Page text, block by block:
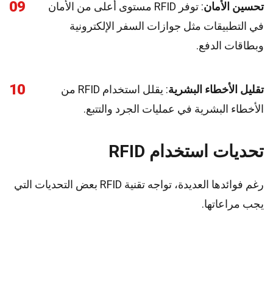
09 تحسين الأمان
: توفر RFID مستوى أعلى من الأمان
في التطبيقات مثل جوازات السفر الإلكترونية
وبطاقات الدفع.
10 تقليل الأخطاء البشرية
: يقلل استخدام RFID من
الأخطاء البشرية في عمليات الجرد والتتبع.
تحديات استخدام RFID
رغم فوائدها العديدة، تواجه تقنية RFID بعض التحديات التي
يجب مراعاتها.